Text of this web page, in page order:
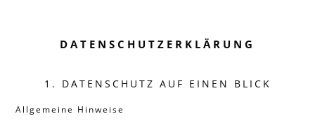
DATENSCHUTZ­ERKLÄRUNG
1. DATENSCHUTZ AUF EINEN BLICK
Allgemeine Hinweise